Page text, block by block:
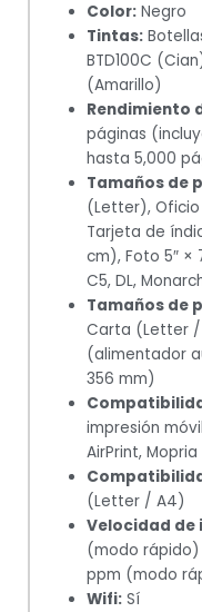
Color: Negro
Tintas:
BTD100C
(Amarillo)
Rendimiento
páginas
hasta 5,000
Tamaños de
(Letter), Oficio
Tarjeta de
cm), Foto 5″ ×
C5, DL,
Tamaños de
Carta (Letter /
(alimentador
356 mm)
impresión
AirPrint, Mopria
(Letter / A4)
Velocidad de
(modo rápido)
ppm (modo
Wifi: Sí